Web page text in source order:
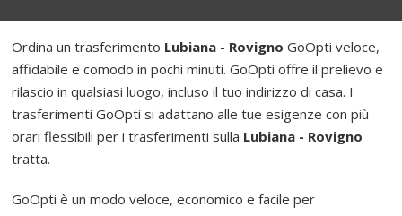
Ordina un trasferimento Lubiana - Rovigno GoOpti veloce,
affidabile e comodo in pochi minuti. GoOpti offre il prelievo e
rilascio in qualsiasi luogo, incluso il tuo indirizzo di casa. I
trasferimenti GoOpti si adattano alle tue esigenze con più
orari flessibili per i trasferimenti sulla Lubiana - Rovigno
tratta.
GoOpti è un modo veloce, economico e facile per